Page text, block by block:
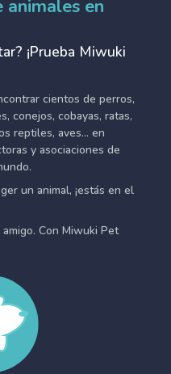
animales en
¡Prueba Miwuki
cientos de perros,
conejos, cobayas, ratas,
reptiles, aves... en
y asociaciones de
un animal, ¡estás en el
Con Miwuki Pet